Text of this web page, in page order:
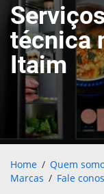
técnica
Itaim
Home Quem
Marcas
Fale